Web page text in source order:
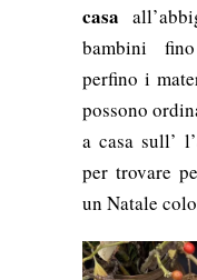
casa
bambini
perfino i
possono
a casa sull’ l’
per trovare
un Natale